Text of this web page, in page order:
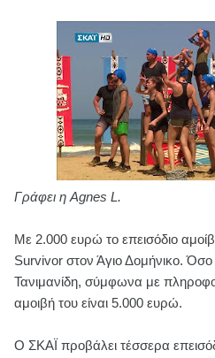
Γράφει η Agnes L.
Με 2.000 ευρώ το επεισόδιο
Survivor στον Άγιο Δομήνικο.
Τανιμανίδη, σύμφωνα με
αμοιβή του είναι 5.000 ευρώ.
Ο ΣΚΑΪ προβάλει τέσσερα